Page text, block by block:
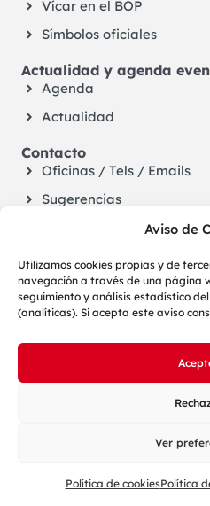
Aviso de
Utilizamos cookies propias y de
navegación a través de una página
seguimiento y análisis estadístico
(analíticas). Si acepta este aviso
Ver
Política de cookiesPolítica
Vícar en el BOP
Símbolos oficiales
Actualidad y agenda
Agenda
Actualidad
Contacto
Oficinas / Tels / Emails
Sugerencias
Configuración de cookies